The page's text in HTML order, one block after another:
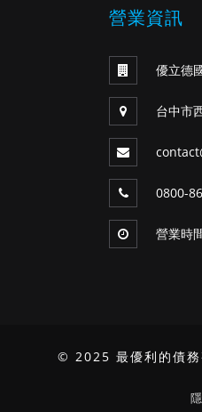
營業資訊
優立德
台中市
0800-
營業時
© 2025 最優利的債